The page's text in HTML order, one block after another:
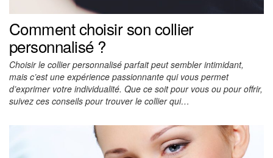
Comment choisir son collier
personnalisé ?
Choisir le collier personnalisé parfait peut sembler intimidant,
mais c’est une expérience passionnante qui vous permet
d’exprimer votre individualité. Que ce soit pour vous ou pour offrir,
suivez ces conseils pour trouver le collier qui…